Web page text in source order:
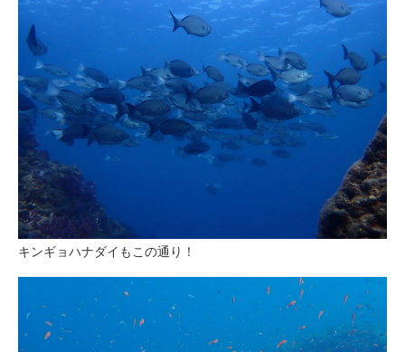
キンギョハナダイもこの通り！